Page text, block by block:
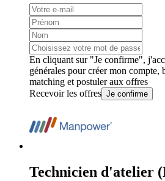
En cliquant sur "Je confirme",
générales pour créer mon compte,
matching et postuler aux offres
Recevoir les offres Je confirme
Technicien d'atelier